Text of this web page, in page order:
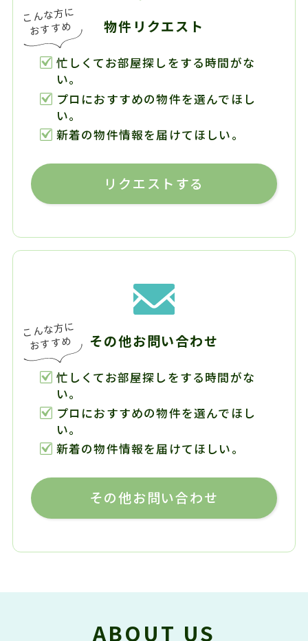
物件リクエスト
忙しくてお部屋探しをする時間がな
い。
プロにおすすめの物件を選んでほし
い。
新着の物件情報を届けてほしい。
リクエストする
その他お問い合わせ
忙しくてお部屋探しをする時間がな
い。
プロにおすすめの物件を選んでほし
い。
新着の物件情報を届けてほしい。
その他お問い合わせ
ABOUT US